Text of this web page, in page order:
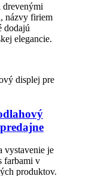
drevenými
názvy firiem
dodajú
elegancie.
vystavenie je
farbami v
produktov.